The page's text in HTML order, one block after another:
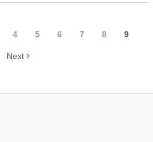
4 5 6 7 8 9
Next